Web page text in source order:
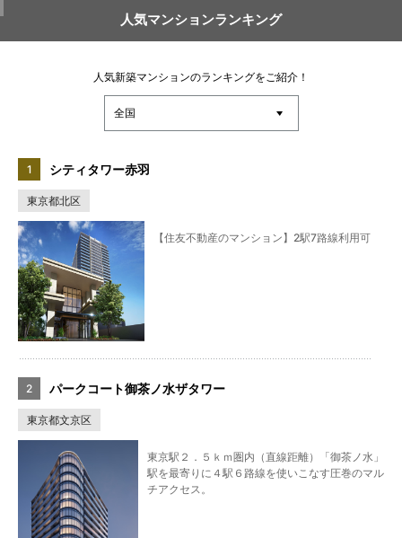
人気マンションランキング
人気新築マンションのランキングをご紹介！
シティタワー赤羽
東京都北区
【住友不動産のマンション】2駅7路線利用可
パークコート御茶ノ水ザタワー
東京都文京区
東京駅２．５ｋｍ圏内（直線距離）「御茶ノ水」
駅を最寄りに４駅６路線を使いこなす圧巻のマル
チアクセス。